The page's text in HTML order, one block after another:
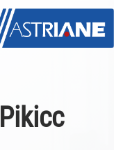
Pikicc